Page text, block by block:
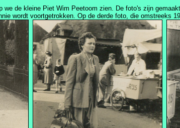
we de kleine Piet Wim Peetoom zien. De foto's zijn
wordt voortgetrokken. Op de derde foto, die omstreeks